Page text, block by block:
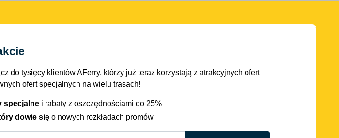
do tysięcy klientów AFerry, którzy już teraz korzystają z atrakcyjnych ofert
ofert specjalnych na wielu trasach!
specjalne i rabaty z oszczędnościami do 25%
dowie się o nowych rozkładach promów